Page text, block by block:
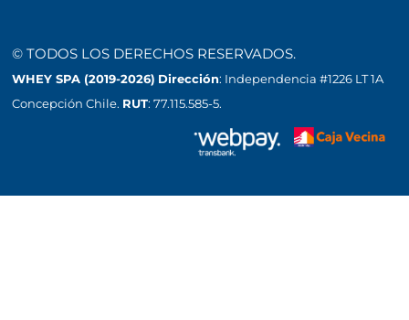
© TODOS LOS DERECHOS RESERVADOS.
WHEY SPA (2019-2026) Dirección: Independencia #1226 LT 1A
Concepción Chile. RUT: 77.115.585-5.